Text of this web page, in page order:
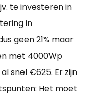
te investeren in
in
geen 21% maar
met 4000Wp
snel €625. Er zijn
Het moet